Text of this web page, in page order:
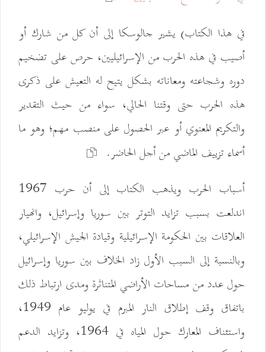
في هذا الكتاب) يشير جالوسكا إلى أن كل من شارك أو
أصيب في هذه الحرب من الإسرائيليين، حرص على تضخيم
دوره وشجاعته ومعاناته بشكل يتيح له التعيش على ذكرى
هذه الحرب حتى وقتنا الحالي، سواء من حيث التقدير
والتكريم المعنوي أو عبر الحصول على منصب مهم؛ وهو ما
أسماء تزييف الماضي من أجل الحاضر.
أسباب الحرب ويذهب الكتاب إلى أن حرب 1967
اندلعت بسبب تزايد التوتر بين سوريا وإسرائيل، وانهيار
العلاقات بين الحكومة الإسرائيلية وقيادة الجيش الإسرائيلي،
وبالنسبة إلى السبب الأول زاد الخلاف بين سوريا وإسرائيل
حول عدد من مساحات الأراضي المتناثرة ومدى ارتباط ذلك
باتفاق وقف إطلاق النار المبرم في يوليو عام 1949،
واستئناف المعارك حول المياه في 1964، وتزايد الدعم